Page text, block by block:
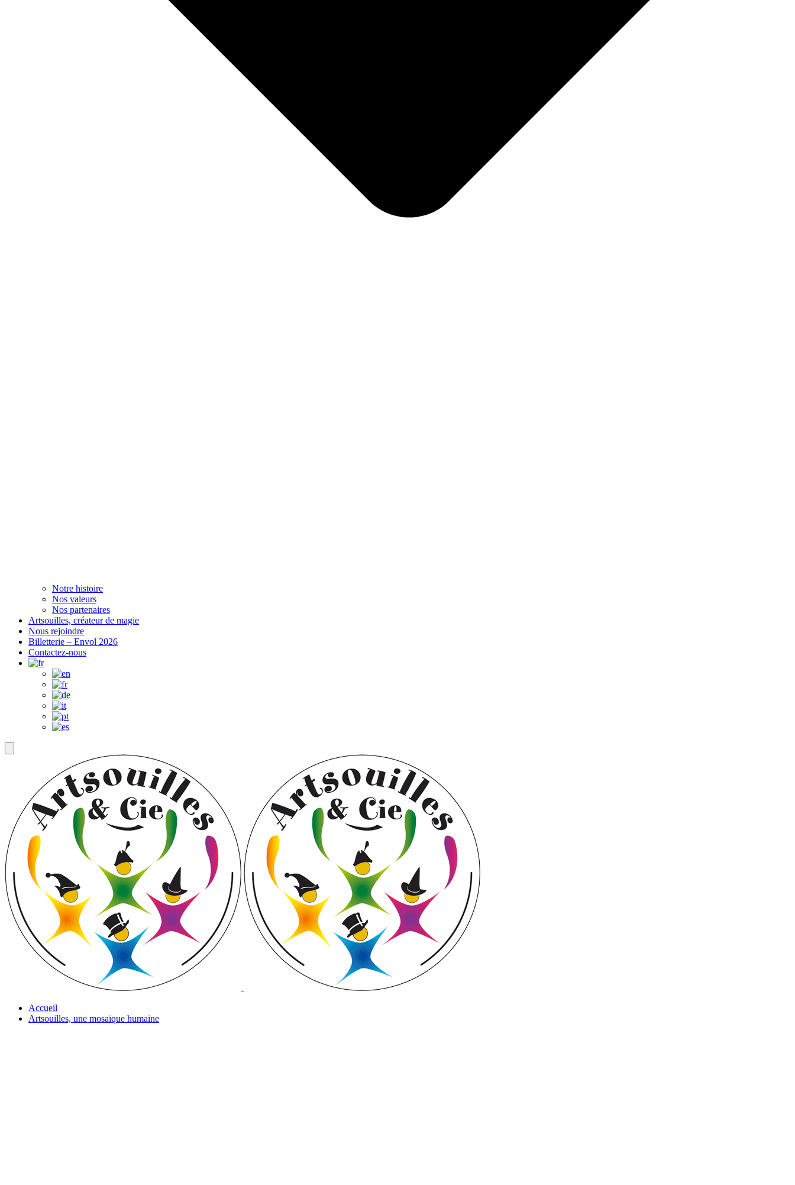
Notre histoire
Nos valeurs
Nos partenaires
Artsouilles, créateur de magie
Nous rejoindre
Billetterie – Envol 2026
Contactez-nous
Accueil
Artsouilles, une mosaïque humaine